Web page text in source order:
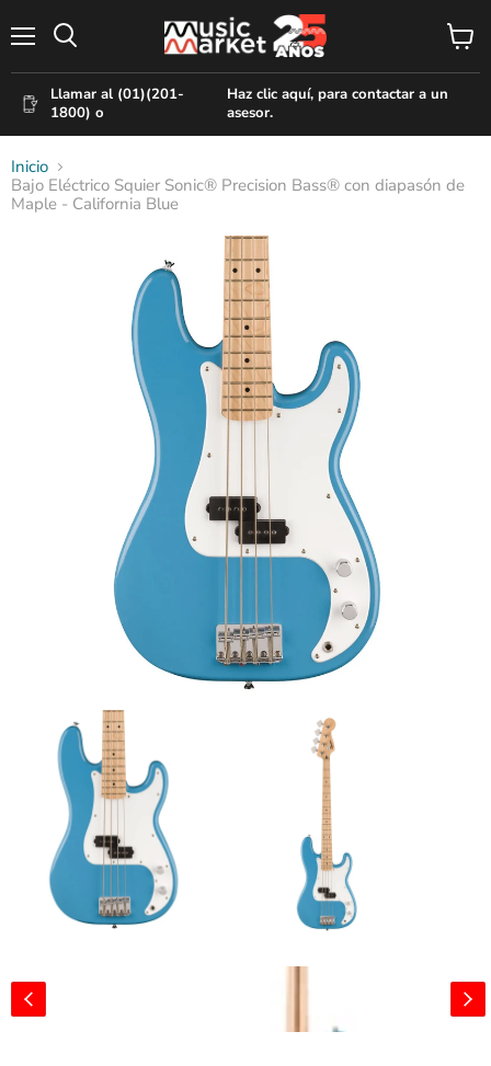
Llamar al (01)(201-
1800) o
Haz clic aquí, para contactar a un
asesor.
Ver
Inicio
Bajo Eléctrico Squier Sonic® Precision Bass® con diapasón de
Maple - California Blue